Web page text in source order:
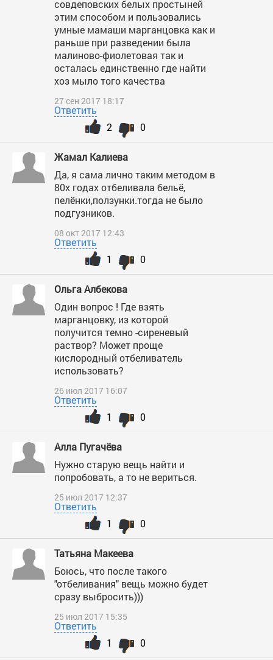
совдеповских белых простыней
этим способом и пользовались
умные мамаши марганцовка как и
раньше при разведении была
малиново-фиолетовая так и
осталась единственно где найти
хоз мыло того качества
27 сен 2017 18:17
Ответить
0
2
Жамал Калиева
Да, я сама лично таким методом в
80х годах отбеливала бельё,
пелёнки,ползунки.тогда не было
подгузников.
08 окт 2017 12:43
Ответить
0
1
Ольга Албекова
Один вопрос ! Где взять
марганцовку, из которой
получится темно -сиреневый
раствор? Может проще
кислородный отбеливатель
использовать?
26 июл 2017 16:07
Ответить
0
1
Алла Пугачёва
Нужно старую вещь найти и
попробовать, а то не вериться.
25 июл 2017 12:37
Ответить
0
1
Татьяна Макеева
Боюсь, что после такого
"отбеливания" вещь можно будет
сразу выбросить)))
25 июл 2017 15:35
Ответить
0
1